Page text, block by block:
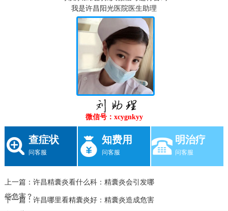
我是许昌阳光医院医生助理
微信号：xcygnkyy
查症状
问客服
知费用
问客服
明治疗
问客服
上一篇： 许昌精囊炎看什么科：精囊炎会引发哪
些危害？
下一篇： 许昌哪里看精囊炎好：精囊炎造成危害